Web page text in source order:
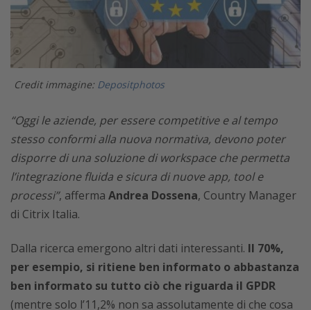
Credit immagine: Depositphotos
“Oggi le aziende, per essere competitive e al tempo
stesso conformi alla nuova normativa, devono poter
disporre di una soluzione di workspace che permetta
l’integrazione fluida e sicura di nuove app, tool e
processi”, afferma Andrea Dossena, Country Manager
di Citrix Italia.
Dalla ricerca emergono altri dati interessanti. Il 70%,
per esempio, si ritiene ben informato o abbastanza
ben informato su tutto ciò che riguarda il GPDR
(mentre solo l’11,2% non sa assolutamente di che cosa